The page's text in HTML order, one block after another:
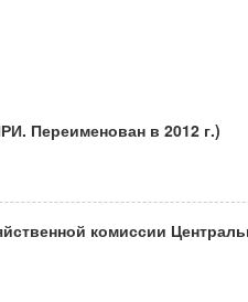
Переименован в 2012 г.)
комиссии